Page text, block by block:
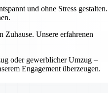
und ohne Stress gestalten.
Unsere erfahrenen
oder gewerblicher Umzug –
Engagement überzeugen.